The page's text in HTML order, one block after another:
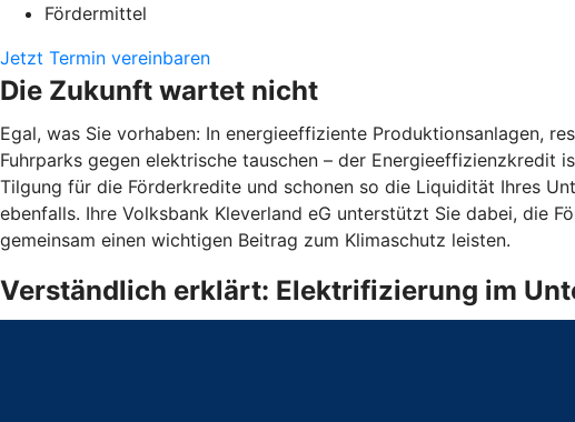
Fördermittel
Jetzt Termin vereinbaren
Die Zukunft wartet nicht
Egal, was Sie vorhaben: In energieeffiziente Produktionsanlagen,
Fuhrparks gegen elektrische tauschen – der Energieeffizienzkredit
Tilgung für die Förderkredite und schonen so die Liquidität Ihres
ebenfalls. Ihre Volksbank Kleverland eG unterstützt Sie dabei, die
gemeinsam einen wichtigen Beitrag zum Klimaschutz leisten.
Verständlich erklärt: Elektrifizierung im